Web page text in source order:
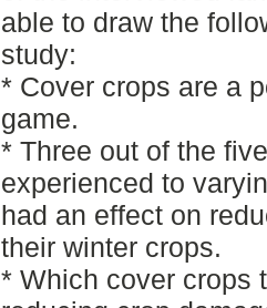
able to draw the
study:
* Cover crops are a
game.
* Three out of the
experienced to
had an effect on
their winter crops.
* Which cover crops